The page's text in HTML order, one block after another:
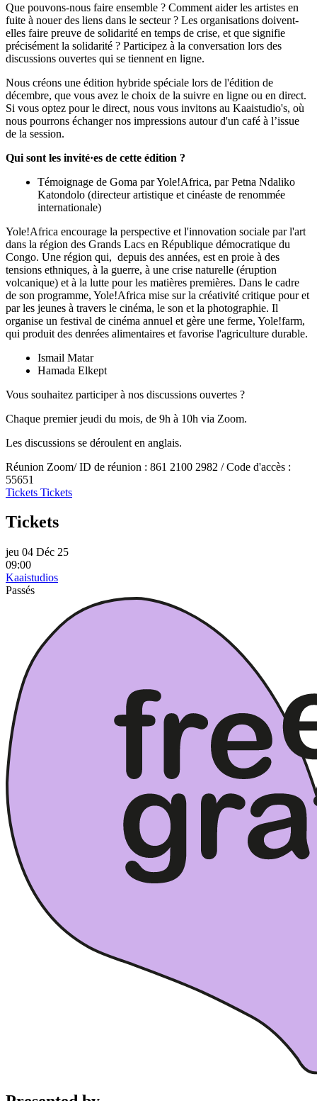
Que pouvons-nous faire ensemble ? Comment aider les artistes en
fuite à nouer des liens dans le secteur ? Les organisations doivent-
elles faire preuve de solidarité en temps de crise, et que signifie
précisément la solidarité ? Participez à la conversation lors des
discussions ouvertes qui se tiennent en ligne.
Nous créons une édition hybride spéciale lors de l'édition de
décembre, que vous avez le choix de la suivre en ligne ou en direct.
Si vous optez pour le direct, nous vous invitons au Kaaistudio's, où
nous pourrons échanger nos impressions autour d'un café à l’issue
de la session.
Qui sont les invité·es de cette édition ?
Témoignage de Goma par Yole!Africa, par Petna Ndaliko
Katondolo (directeur artistique et cinéaste de renommée
internationale)
Yole!Africa encourage la perspective et l'innovation sociale par l'art
dans la région des Grands Lacs en République démocratique du
Congo. Une région qui, depuis des années, est en proie à des
tensions ethniques, à la guerre, à une crise naturelle (éruption
volcanique) et à la lutte pour les matières premières. Dans le cadre
de son programme, Yole!Africa mise sur la créativité critique pour et
par les jeunes à travers le cinéma, le son et la photographie. Il
organise un festival de cinéma annuel et gère une ferme, Yole!farm,
qui produit des denrées alimentaires et favorise l'agriculture durable.
Ismail Matar
Hamada Elkept
Vous souhaitez participer à nos discussions ouvertes ?
Chaque premier jeudi du mois, de 9h à 10h via Zoom.
Les discussions se déroulent en anglais.
Réunion Zoom/ ID de réunion : 861 2100 2982 / Code d'accès :
55651
Tickets Tickets
Tickets
jeu 04 Déc 25
09:00
Kaaistudios
Passés